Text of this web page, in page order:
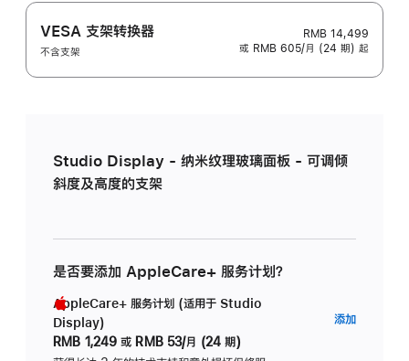
VESA 支架转换器
不含支架
RMB 14,499
或 RMB 605/月 (24 期) 起
Studio Display - 纳米纹理玻璃面板 - 可调倾
斜度及高度的支架
是否要添加 AppleCare+ 服务计划？
AppleCare+ 服务计划 (适用于 Studio
Display)
RMB 1,249 或 RMB 53/月 (24 期)
添加